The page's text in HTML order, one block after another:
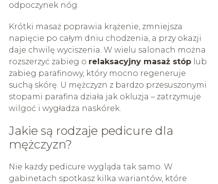
odpoczynek nóg.
Krótki masaż poprawia krążenie, zmniejsza
napięcie po całym dniu chodzenia, a przy okazji
daje chwilę wyciszenia. W wielu salonach można
rozszerzyć zabieg o relaksacyjny masaż stóplub
zabieg parafinowy, który mocno regeneruje
suchą skórę. U mężczyzn z bardzo przesuszonymi
stopami parafina działa jak okluzja – zatrzymuje
wilgoć i wygładza naskórek.
Jakie są rodzaje pedicure dla
mężczyzn?
Nie każdy pedicure wygląda tak samo. W
gabinetach spotkasz kilka wariantów, które